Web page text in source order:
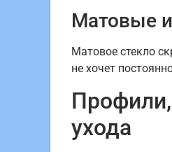
Матовые и
Матовое стекло
не хочет
Профили,
ухода